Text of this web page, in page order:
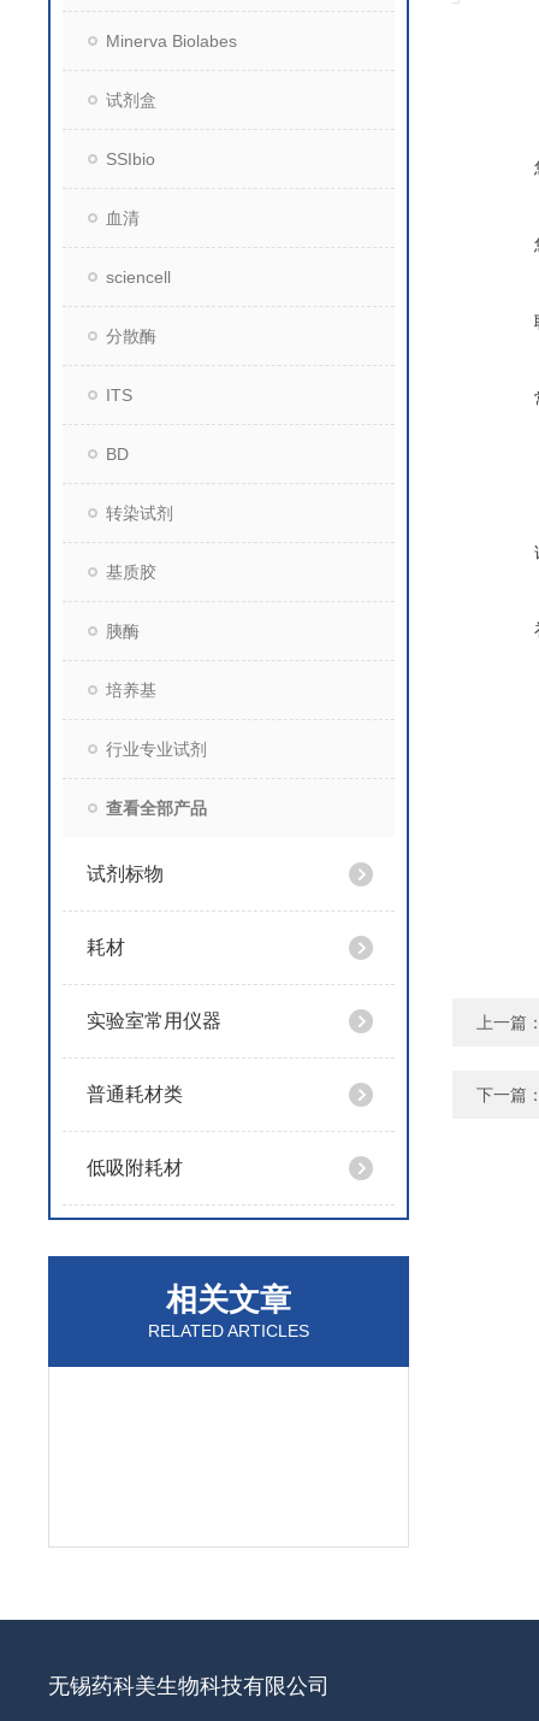
Minerva Biolabes
试剂盒
SSIbio
血清
sciencell
分散酶
ITS
BD
转染试剂
基质胶
胰酶
培养基
行业专业试剂
查看全部产品
试剂标物
耗材
实验室常用仪器
普通耗材类
低吸附耗材
相关文章
RELATED ARTICLES
上一篇
下一篇
无锡药科美生物科技有限公司